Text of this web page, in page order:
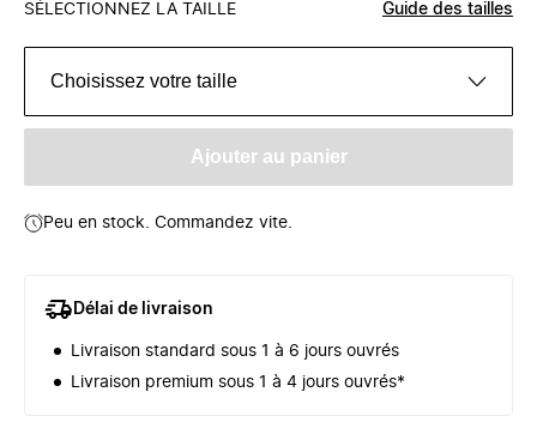
SÉLECTIONNEZ LA TAILLE Guide des tailles
Choisissez votre taille
Ajouter au panier
Peu en stock. Commandez vite.
Délai de livraison
Livraison standard sous 1 à 6 jours ouvrés
Livraison premium sous 1 à 4 jours ouvrés*